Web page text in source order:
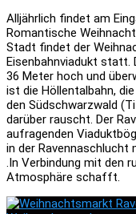
Alljährlich findet am
Romantische
Stadt findet der
Eisenbahnviadukt statt.
36 Meter hoch und
ist die Höllentalbahn,
den Südschwarzwald
darüber rauscht. Der
aufragenden
in der Ravennaschlucht
.In Verbindung mit den
Atmosphäre schafft.